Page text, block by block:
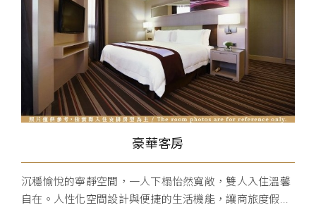
豪華客房
沉穩愉悅的寧靜空間，一人下榻怡然寬敞，雙人入住溫馨
自在。人性化空間設計與便捷的生活機能，讓商旅度假...